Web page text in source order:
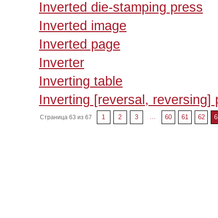
Inverted die-stamping press
Inverted image
Inverted page
Inverter
Inverting table
Inverting [reversal, reversing]
Страница 63 из 67 1 2 3 60 61 62